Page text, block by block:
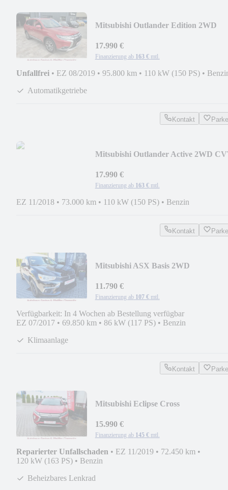
Mitsubishi Outlander Edition 2WD
17.990 €
Finanzierung ab 163 € mtl.
Unfallfrei • EZ 08/2019 • 95.800 km • 110 kW (150 PS) •
Automatikgetriebe
Kontakt
Mitsubishi Outlander Active 2WD
17.990 €
Finanzierung ab 163 € mtl.
EZ 11/2018 • 73.000 km • 110 kW (150 PS) • Benzin
Kontakt
Mitsubishi ASX Basis 2WD
11.790 €
Finanzierung ab 107 € mtl.
Verfügbarkeit: In 4 Wochen ab Bestellung verfügbar
EZ 07/2017 • 69.850 km • 86 kW (117 PS) • Benzin
Klimaanlage
Kontakt
Mitsubishi Eclipse Cross
15.990 €
Finanzierung ab 145 € mtl.
Reparierter Unfallschaden • EZ 11/2019 • 72.450 km •
120 kW (163 PS) • Benzin
Beheizbares Lenkrad